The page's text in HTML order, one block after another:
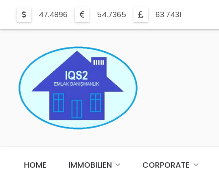
47.4896 54.7365 63.7431
HOME IMMOBILIEN CORPORATE